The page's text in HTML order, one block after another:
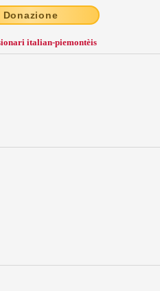
Donazione
italian-piemontèis